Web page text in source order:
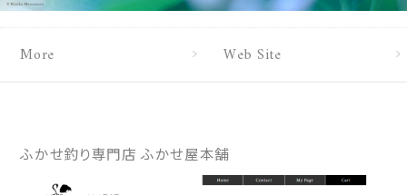
More Web Site
ふかせ釣り専門店 ふかせ屋本舗